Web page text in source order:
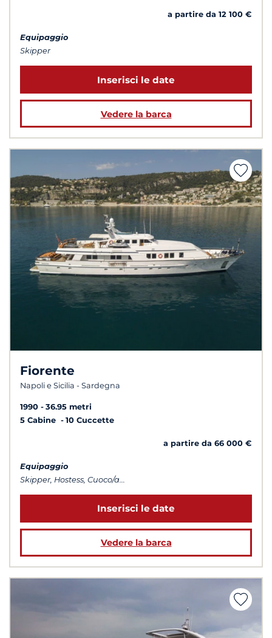
a partire da 12 100 €
Equipaggio
Skipper
Inserisci le date
Vedere la barca
Fiorente
Napoli e Sicilia - Sardegna
1990
36.95 metri
5 Cabine
10 Cuccette
a partire da 66 000 €
Equipaggio
Skipper, Hostess, Cuoco/a...
Inserisci le date
Vedere la barca